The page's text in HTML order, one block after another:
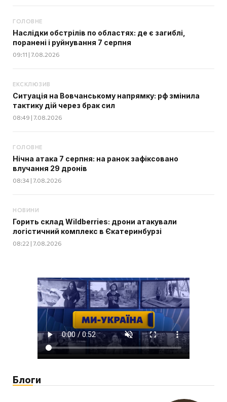
ГОЛОВНЕ
Наслідки обстрілів по областях: де є загиблі,
поранені і руйнування 7 серпня
09:11 | 7.08.2026
ЕКСКЛЮЗИВ
Ситуація на Вовчанському напрямку: рф змінила
тактику дій через брак сил
08:49 | 7.08.2026
ГОЛОВНЕ
Нічна атака 7 серпня: на ранок зафіксовано
влучання 29 дронів
08:34 | 7.08.2026
НОВИНИ
Горить склад Wildberries: дрони атакували
логістичний комплекс в Єкатеринбурзі
08:22 | 7.08.2026
Блоги